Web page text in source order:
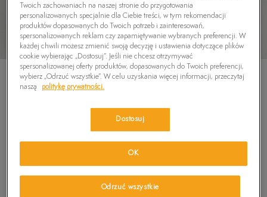
TIMBERLAND SZORTY COTTON SHORT
(cena początkowa)
299,99 zł -17% (najniższa cena z 30 dni przed obniżką)
Twoich zachowaniach na naszej stronie do przygotowania
personalizowanych specjalnie dla Ciebie treści, w tym rekomendacji
produktów dopasowanych do Twoich potrzeb i zainteresowań,
spersonalizowanych reklam czy zapamiętywanie wybranych preferencji. W
każdej chwili możesz zmienić swoją decyzję i ustawienia dotyczące plików
cookie wybierając „Dostosuj”. Jeśli nie chcesz otrzymywać
spersonalizowanej oferty produktów, dopasowanych do Twoich preferencji,
wybierz „Odrzuć wszystkie”. W celu uzyskania więcej informacji, przeczytaj
naszą
politykę prywatności.
Dostosuj
Odrzuć wszystkie
OK